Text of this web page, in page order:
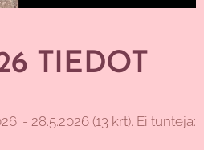
TIEDOT
- 28.5.2026 (13 krt). Ei tunteja: